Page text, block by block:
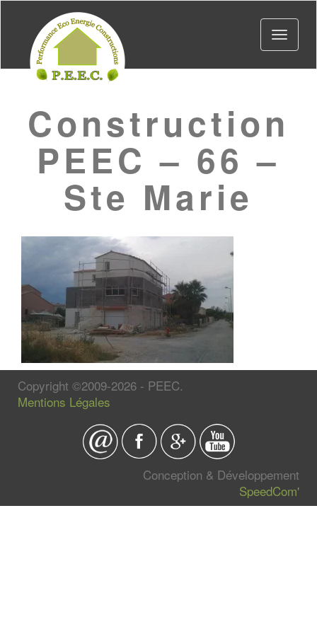
Toggle
Construction
PEEC – 66 –
Ste Marie
Copyright ©2009-2026 - PEEC.
Mentions Légales
Conception & Développement
SpeedCom'